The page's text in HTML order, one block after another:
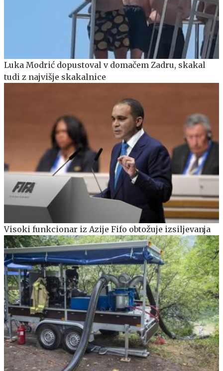
Luka Modrić dopustoval v domačem Zadru, skakal
tudi z najvišje skakalnice
Visoki funkcionar iz Azije Fifo obtožuje izsiljevanja